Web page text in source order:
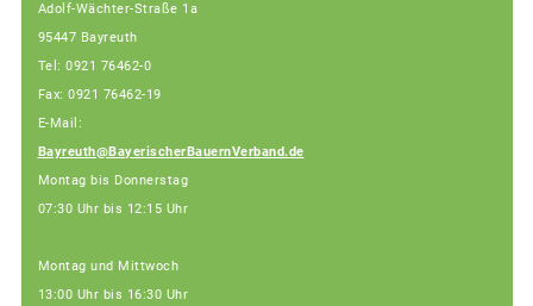
Adolf-Wächter-Straße 1a
95447 Bayreuth
Tel: 0921 76462-0
Fax: 0921 76462-19
E-Mail:
Bayreuth@BayerischerBauernVerband.de
Montag bis Donnerstag
07:30 Uhr bis 12:15 Uhr
Montag und Mittwoch
13:00 Uhr bis 16:30 Uhr